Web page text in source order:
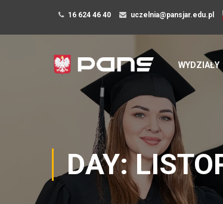
16 624 46 40 uczelnia@pansjar.edu.pl
WYDZIAŁY
DAY: